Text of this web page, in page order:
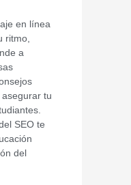
en línea
ritmo,
a
tu
SEO te
del